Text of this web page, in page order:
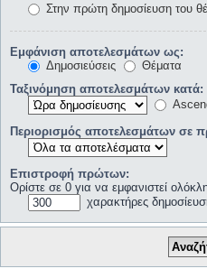
Στην πρώτη δημοσίευση του
Εμφάνιση αποτελεσμάτων ως:
Δημοσιεύσεις
Θέματα
Ταξινόμηση αποτελεσμάτων κατά:
Περιορισμός αποτελεσμάτων σε
Επιστροφή πρώτων:
Ορίστε σε 0 για να εμφανιστεί
χαρακτήρες